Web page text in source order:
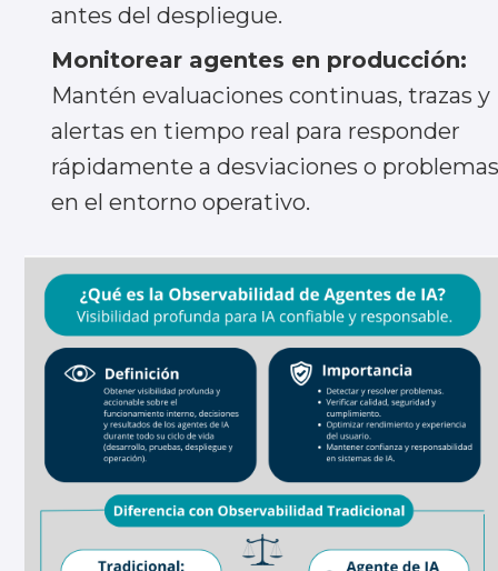
antes del despliegue.
Monitorear agentes en producción:
Mantén evaluaciones continuas, trazas y
alertas en tiempo real para responder
rápidamente a desviaciones o problemas
en el entorno operativo.
Enviar